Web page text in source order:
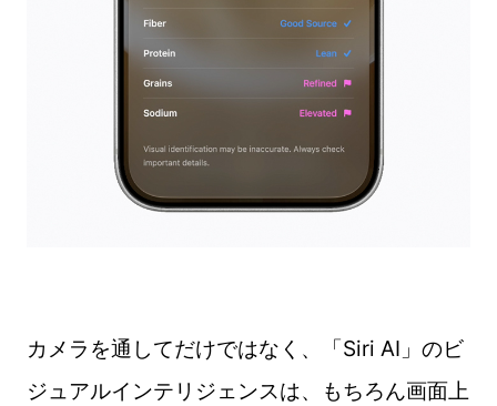
カメラを通してだけではなく、「Siri AI」のビ
ジュアルインテリジェンスは、もちろん画面上